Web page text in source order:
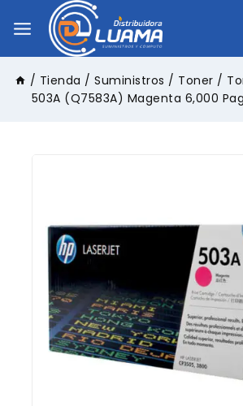
/ Tienda / Suministros / Toner /
503A (Q7583A) Magenta 6,000